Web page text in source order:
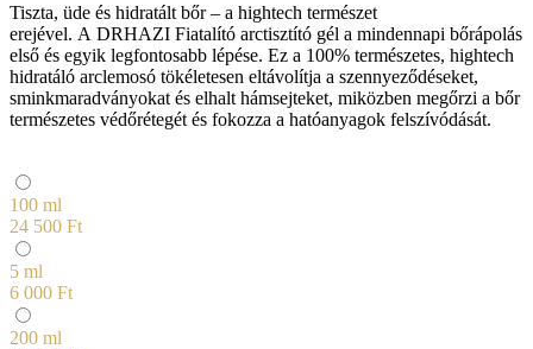
Tiszta, üde és hidratált bőr – a hightech természet
erejével. A DRHAZI Fiatalító arctisztító gél a mindennapi bőrápolás
első és egyik legfontosabb lépése. Ez a 100% természetes, hightech
hidratáló arclemosó tökéletesen eltávolítja a szennyeződéseket,
sminkmaradványokat és elhalt hámsejteket, miközben megőrzi a bőr
természetes védőrétegét és fokozza a hatóanyagok felszívódását.
100 ml
24 500 Ft
5 ml
6 000 Ft
200 ml